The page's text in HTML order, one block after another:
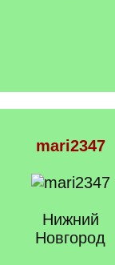
mari2347
Нижний
Новгород